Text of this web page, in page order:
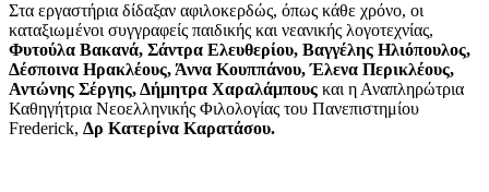
Στα εργαστήρια δίδαξαν αφιλοκερδώς, όπως κάθε χρόνο, οι
καταξιωμένοι συγγραφείς παιδικής και νεανικής λογοτεχνίας,
Φυτούλα Βακανά, Σάντρα Ελευθερίου, Βαγγέλης Ηλιόπουλος,
Δέσποινα Ηρακλέους, Άννα Κουππάνου, Έλενα Περικλέους,
Αντώνης Σέργης, Δήμητρα Χαραλάμπους και η Αναπληρώτρια
Καθηγήτρια Νεοελληνικής Φιλολογίας του Πανεπιστημίου
Frederick, Δρ Κατερίνα Καρατάσου.